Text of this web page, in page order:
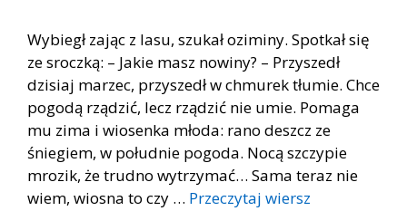
Wybiegł zając z lasu, szukał oziminy. Spotkał się
ze sroczką: – Jakie masz nowiny? – Przyszedł
dzisiaj marzec, przyszedł w chmurek tłumie. Chce
pogodą rządzić, lecz rządzić nie umie. Pomaga
mu zima i wiosenka młoda: rano deszcz ze
śniegiem, w południe pogoda. Nocą szczypie
mrozik, że trudno wytrzymać… Sama teraz nie
wiem, wiosna to czy … Przeczytaj wiersz